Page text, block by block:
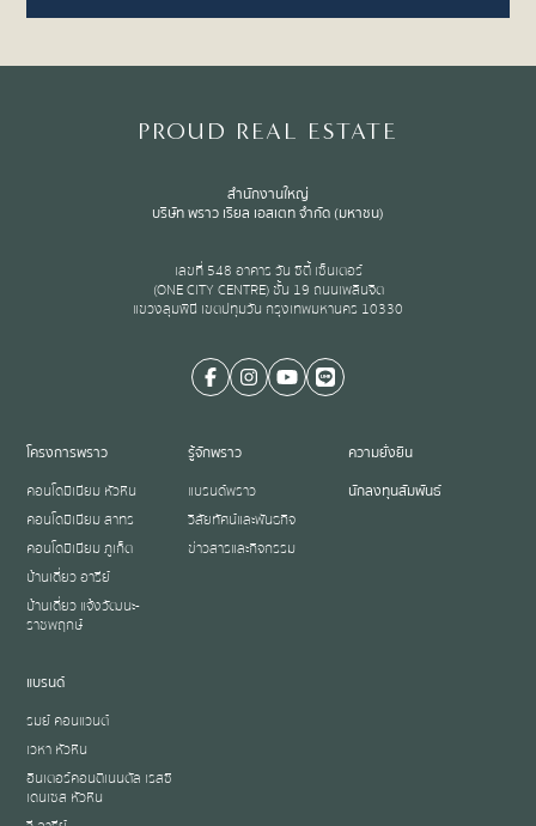
PROUD REAL ESTATE
สำนักงานใหญ่
บริษัท พราว เรียล เอสเตท จำกัด (มหาชน)
เลขที่ 548 อาคาร วัน ซิตี้ เซ็นเตอร์
(ONE CITY CENTRE) ชั้น 19 ถนนเพลินจิต
แขวงลุมพินี เขตปทุมวัน กรุงเทพมหานคร 10330
โครงการพราว
คอนโดมิเนียม หัวหิน
คอนโดมิเนียม สาทร
คอนโดมิเนียม ภูเก็ต
บ้านเดี่ยว อารีย์
บ้านเดี่ยว แจ้งวัฒนะ-
ราชพฤกษ์
แบรนด์
รมย์ คอนแวนต์
เวหา หัวหิน
อินเตอร์คอนติเนนตัล เรสซิ
เดนเซส หัวหิน
รู้จักพราว
แบรนด์พราว
วิสัยทัศน์และพันธกิจ
ข่าวสารและกิจกรรม
ความยั่งยืน
นักลงทุนสัมพันธ์